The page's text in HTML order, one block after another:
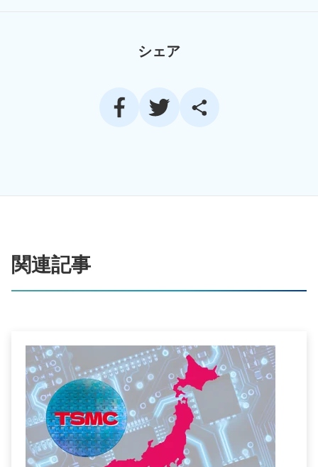
シェア
関連記事